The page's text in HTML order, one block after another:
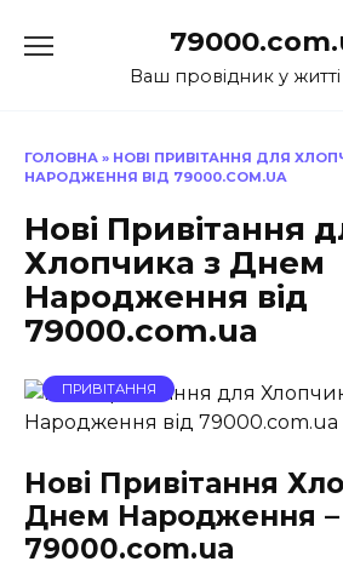
до
Ваш провідник у
ГОЛОВНА » НОВІ ПРИВІТАННЯ ДЛЯ
НАРОДЖЕННЯ ВІД 79000.COM.UA
Нові Привітання
Хлопчика з Днем
Народження від
79000.com.ua
ПРИВІТАННЯ
Нові Привітання
Днем Народження –
79000.com.ua